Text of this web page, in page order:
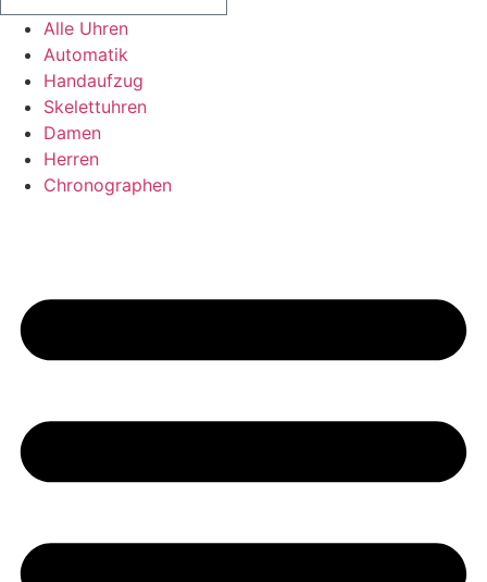
Alle Uhren
Automatik
Handaufzug
Skelettuhren
Damen
Herren
Chronographen